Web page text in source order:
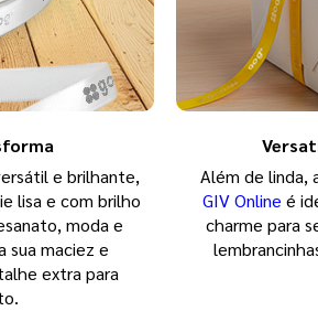
e brilhante,
lisa e com brilho
moda e
sua maciez e
extra para
Além de linda,
GIV Online é
charme para